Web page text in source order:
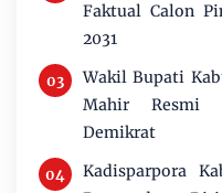
Faktual Calon
2031
Wakil Bupati
Mahir Resmi
Demikrat
Kadisparpora